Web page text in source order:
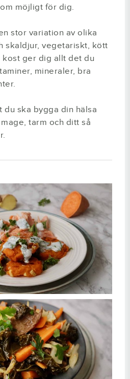
möjligt för dig.
stor variation av olika
skaldjur, vegetariskt, kött
kost ger dig allt det du
mineraler, bra
du ska bygga din hälsa
tarm och ditt så